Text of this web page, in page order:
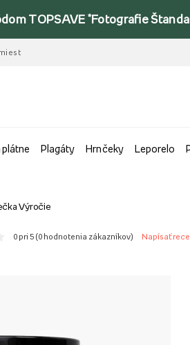
TOPSAVE *Fotografie
plátne Plagáty Hrnčeky Leporelo
Výročie
0 pri 5 (0 hodnotenia zákazníkov) Napísať